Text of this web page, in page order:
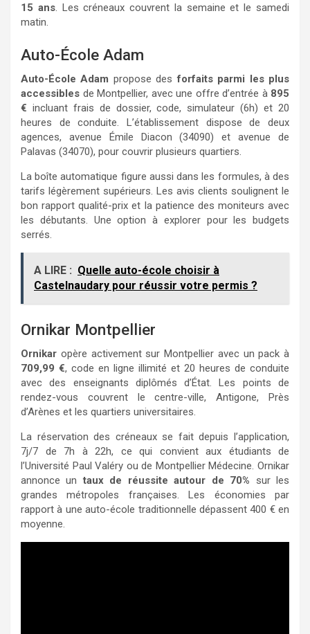
15 ans. Les créneaux couvrent la semaine et le samedi
matin.
Auto-École Adam
Auto-École Adam propose desforfaits parmi les plus
accessibles de Montpellier, avec une offre d’entrée à 895
€ incluant frais de dossier, code, simulateur (6h) et 20
heures de conduite. L’établissement dispose de deux
agences, avenue Émile Diacon (34090) et avenue de
Palavas (34070), pour couvrir plusieurs quartiers.
La boîte automatique figure aussi dans les formules, à des
tarifs légèrement supérieurs. Les avis clients soulignent le
bon rapport qualité-prix et la patience des moniteurs avec
les débutants. Une option à explorer pour les budgets
serrés.
A LIRE : Quelle auto-école choisir à
Castelnaudary pour réussir votre permis ?
Ornikar Montpellier
Ornikar opère activement sur Montpellier avec un pack à
709,99 €, code en ligne illimité et 20 heures de conduite
avec des enseignants diplômés d’État. Les points de
rendez-vous couvrent le centre-ville, Antigone, Près
d’Arènes et les quartiers universitaires.
La réservation des créneaux se fait depuis l’application,
7j/7 de 7h à 22h, ce qui convient aux étudiants de
l’Université Paul Valéry ou de Montpellier Médecine. Ornikar
annonce untaux de réussite autour de 70% sur les
grandes métropoles françaises. Les économies par
rapport à une auto-école traditionnelle dépassent 400 € en
moyenne.